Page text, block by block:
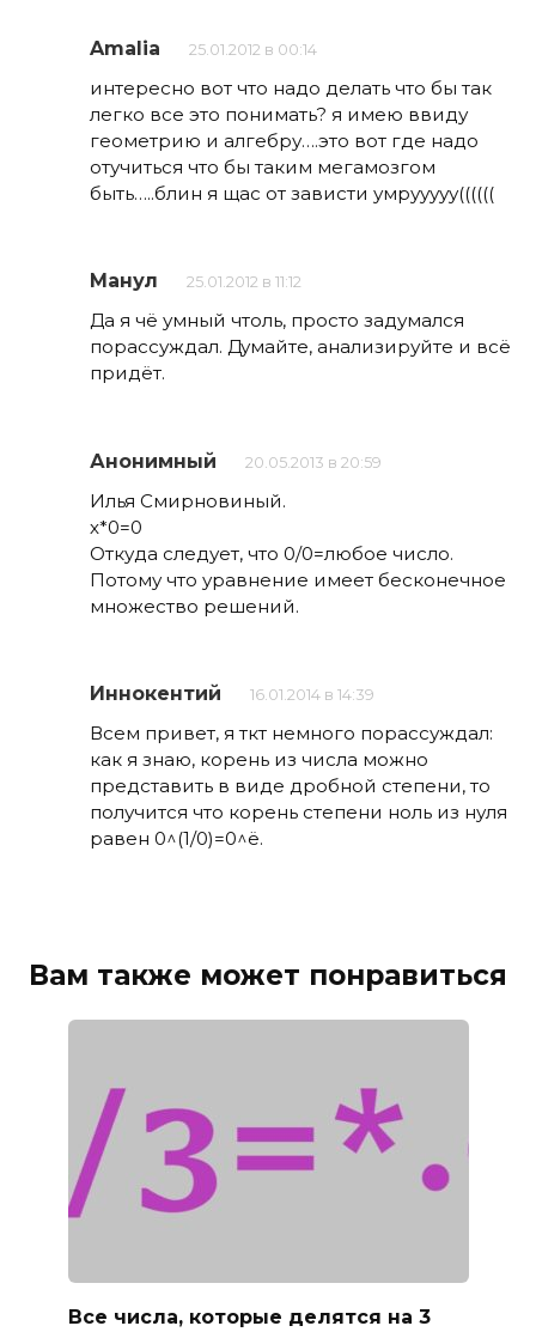
Amalia 25.01.2012 в 00:14
интересно вот что надо делать что бы так
легко все это понимать? я имею ввиду
геометрию и алгебру….это вот где надо
отучиться что бы таким мегамозгом
быть…..блин я щас от зависти умрууууу((((((
Манул 25.01.2012 в 11:12
Да я чё умный чтоль, просто задумался
порассуждал. Думайте, анализируйте и всё
придёт.
Анонимный 20.05.2013 в 20:59
Илья Смирновиный.
х*0=0
Откуда следует, что 0/0=любое число.
Потому что уравнение имеет бесконечное
множество решений.
Иннокентий 16.01.2014 в 14:39
Всем привет, я ткт немного порассуждал:
как я знаю, корень из числа можно
представить в виде дробной степени, то
получится что корень степени ноль из нуля
равен 0^(1/0)=0^ё.
Вам также может понравиться
Все числа, которые делятся на 3